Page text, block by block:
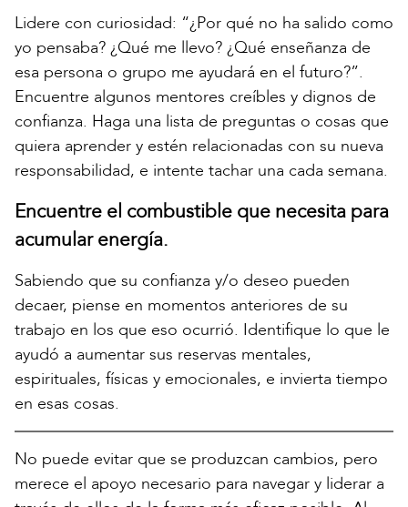
Lidere con curiosidad: “¿Por qué no ha salido como
yo pensaba? ¿Qué me llevo? ¿Qué enseñanza de
esa persona o grupo me ayudará en el futuro?”.
Encuentre algunos mentores creíbles y dignos de
confianza. Haga una lista de preguntas o cosas que
quiera aprender y estén relacionadas con su nueva
responsabilidad, e intente tachar una cada semana.
Encuentre el combustible que necesita para
acumular energía.
Sabiendo que su confianza y/o deseo pueden
decaer, piense en momentos anteriores de su
trabajo en los que eso ocurrió. Identifique lo que le
ayudó a aumentar sus reservas mentales,
espirituales, físicas y emocionales, e invierta tiempo
en esas cosas.
No puede evitar que se produzcan cambios, pero
merece el apoyo necesario para navegar y liderar a